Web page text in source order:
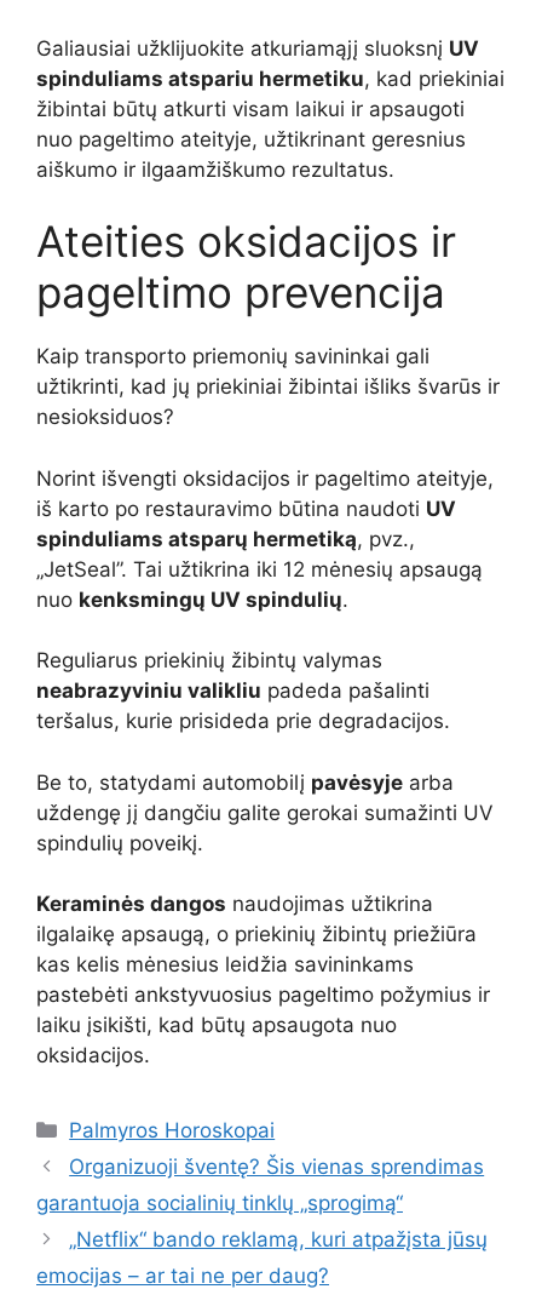
Galiausiai užklijuokite atkuriamąjį sluoksnį UV
spinduliams atspariu hermetiku, kad priekiniai
žibintai būtų atkurti visam laikui ir apsaugoti
nuo pageltimo ateityje, užtikrinant geresnius
aiškumo ir ilgaamžiškumo rezultatus.
Ateities oksidacijos ir
pageltimo prevencija
Kaip transporto priemonių savininkai gali
užtikrinti, kad jų priekiniai žibintai išliks švarūs ir
nesioksiduos?
Norint išvengti oksidacijos ir pageltimo ateityje,
iš karto po restauravimo būtina naudoti UV
spinduliams atsparų hermetiką, pvz.,
„JetSeal”. Tai užtikrina iki 12 mėnesių apsaugą
nuo kenksmingų UV spindulių.
Reguliarus priekinių žibintų valymas
neabrazyviniu valikliu padeda pašalinti
teršalus, kurie prisideda prie degradacijos.
Be to, statydami automobilį pavėsyje arba
uždengę jį dangčiu galite gerokai sumažinti UV
spindulių poveikį.
Keraminės dangos naudojimas užtikrina
ilgalaikę apsaugą, o priekinių žibintų priežiūra
kas kelis mėnesius leidžia savininkams
pastebėti ankstyvuosius pageltimo požymius ir
laiku įsikišti, kad būtų apsaugota nuo
oksidacijos.
Kategorijos
Palmyros Horoskopai
Organizuoji šventę? Šis vienas sprendimas
garantuoja socialinių tinklų „sprogimą“
„Netflix“ bando reklamą, kuri atpažįsta jūsų
emocijas – ar tai ne per daug?